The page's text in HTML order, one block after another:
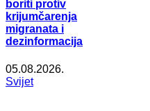
boriti protiv
krijumčarenja
migranata i
dezinformacija
05.08.2026.
Svijet